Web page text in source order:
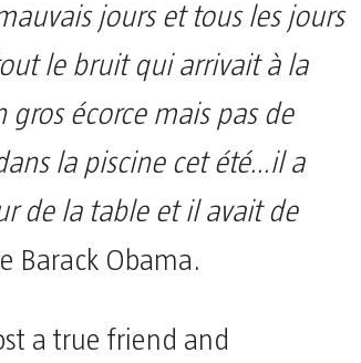
jours et tous les jours
le bruit qui arrivait à la
écorce mais pas de
la piscine cet été…il a
de la table et il avait de
Barack Obama.
a true friend and